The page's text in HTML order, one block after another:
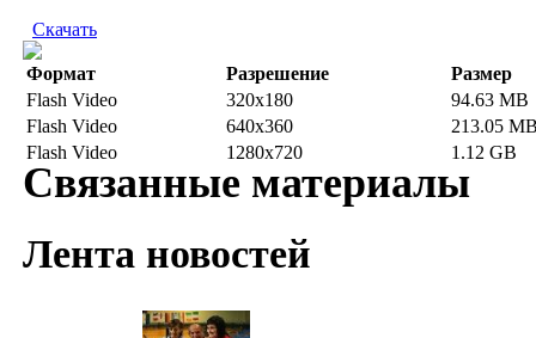
Скачать
Формат Разрешение
Размер
Flash Video
320x180
94.63 MB
Flash Video
640x360
213.05
Flash Video
1280x720 1.12 GB
Связанные материалы
Лента новостей